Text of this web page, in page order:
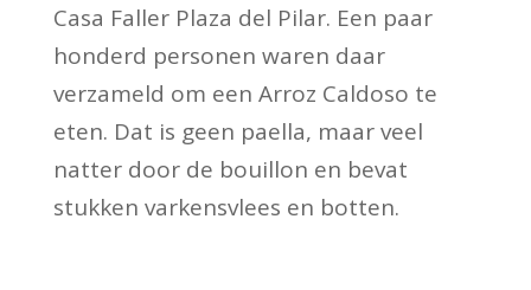
Casa Faller Plaza del Pilar. Een paar
honderd personen waren daar
verzameld om een Arroz Caldoso te
eten. Dat is geen paella, maar veel
natter door de bouillon en bevat
stukken varkensvlees en botten.